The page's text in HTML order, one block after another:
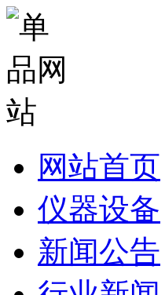
网站首页
仪器设备
新闻公告